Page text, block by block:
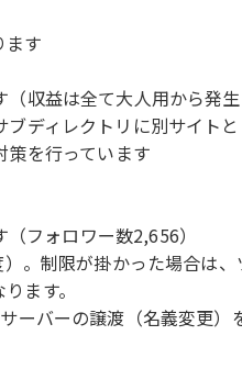
ます
収益は全て大人用から発生
ディレクトリに別サイト
策を行っています
フォロワー数2,656）
制限が掛かった場合は
ます。
バーの譲渡（名義変更）